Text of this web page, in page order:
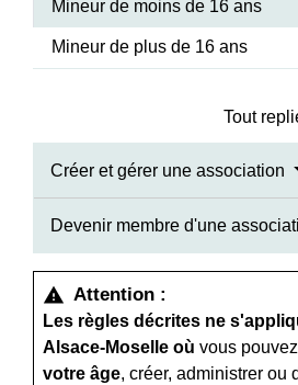
Mineur de moins de 16 ans
Mineur de plus de 16 ans
Tout
Créer et gérer une association
Devenir membre d'une
warning Attention :
Les règles décrites ne
Alsace-Moselle où vous
votre âge, créer, administrer ou